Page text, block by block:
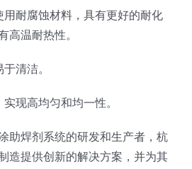
用耐腐蚀材料，具有更好的耐化
高温耐热性。
清洁。
现高均匀和均一性。
助焊剂系统的研发和生产者，杭
造提供创新的解决方案，并为其